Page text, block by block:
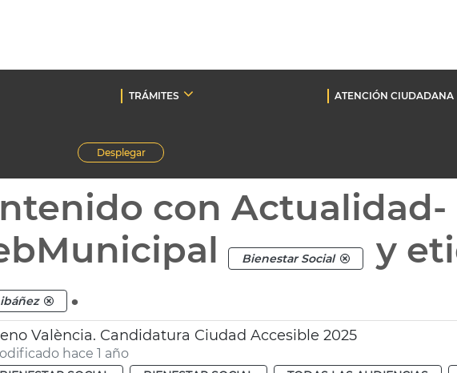
TRÁMITES
ATENCIÓN CIUDADANA
Desplegar
con Actualidad-
Bienestar Social y
.
València. Candidatura Ciudad Accesible 2025
hace 1 año